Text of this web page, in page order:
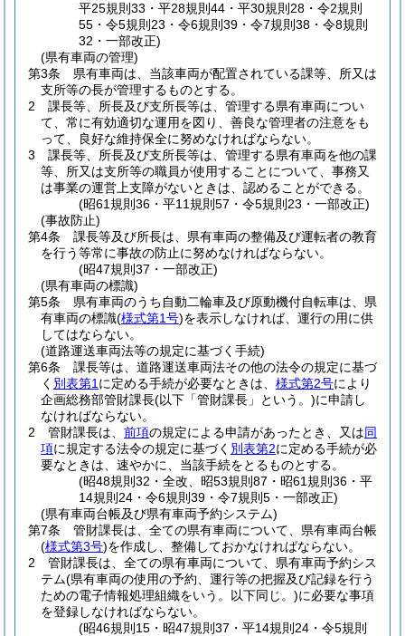
平25規則33・平28規則44・平30規則28・令2規則
55・令5規則23・令6規則39・令7規則38・令8規則
32・一部改正)
(県有車両の管理)
第3条
県有車両は、当該車両が配置されている課等、所又は
支所等の長が管理するものとする。
2
課長等、所長及び支所長等は、管理する県有車両につい
て、常に有効適切な運用を図り、善良な管理者の注意をも
って、良好な維持保全に努めなければならない。
3
課長等、所長及び支所長等は、管理する県有車両を他の課
等、所又は支所等の職員が使用することについて、事務又
は事業の運営上支障がないときは、認めることができる。
(昭61規則36・平11規則57・令5規則23・一部改正)
(事故防止)
第4条
課長等及び所長は、県有車両の整備及び運転者の教育
を行う等常に事故の防止に努めなければならない。
(昭47規則37・一部改正)
(県有車両の標識)
第5条
県有車両のうち自動二輪車及び原動機付自転車は、県
有車両の標識(様式第1号)を表示しなければ、運行の用に供
してはならない。
(道路運送車両法等の規定に基づく手続)
第6条
課長等は、道路運送車両法その他の法令の規定に基づ
く 別表第1 に定める手続が必要なときは、 様式第2号により
企画総務部管財課長(以下「管財課長」という。)に申請し
なければならない。
2
管財課長は、 前項の規定による申請があったとき、又は同
項に規定する法令の規定に基づく 別表第2に定める手続が必
要なときは、速やかに、当該手続をとるものとする。
(昭48規則32・全改、昭53規則87・昭61規則36・平
14規則24・令6規則39・令7規則5・一部改正)
(県有車両台帳及び県有車両予約システム)
第7条
管財課長は、全ての県有車両について、県有車両台帳
(様式第3号)を作成し、整備しておかなければならない。
2
管財課長は、全ての県有車両について、県有車両予約シス
テム(県有車両の使用の予約、運行等の把握及び記録を行う
ための電子情報処理組織をいう。以下同じ。)に必要な事項
を登録しなければならない。
(昭46規則15・昭47規則37・平14規則24・令5規則